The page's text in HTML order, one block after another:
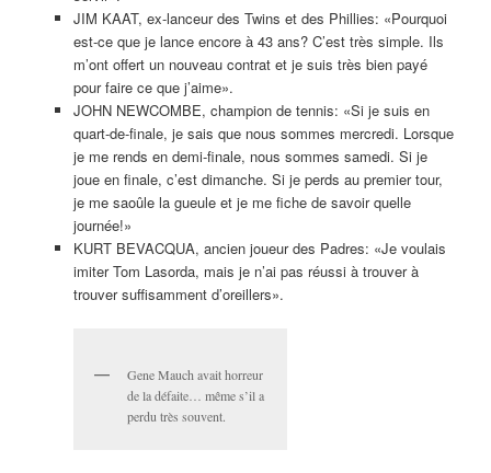
JIM KAAT, ex-lanceur des Twins et des Phillies: «Pourquoi
est-ce que je lance encore à 43 ans? C’est très simple. Ils
m’ont offert un nouveau contrat et je suis très bien payé
pour faire ce que j’aime».
JOHN NEWCOMBE, champion de tennis: «Si je suis en
quart-de-finale, je sais que nous sommes mercredi. Lorsque
je me rends en demi-finale, nous sommes samedi. Si je
joue en finale, c’est dimanche. Si je perds au premier tour,
je me saoûle la gueule et je me fiche de savoir quelle
journée!»
KURT BEVACQUA, ancien joueur des Padres: «Je voulais
imiter Tom Lasorda, mais je n’ai pas réussi à trouver à
trouver suffisamment d’oreillers».
Gene Mauch avait horreur
de la défaite… même s’il a
perdu très souvent.